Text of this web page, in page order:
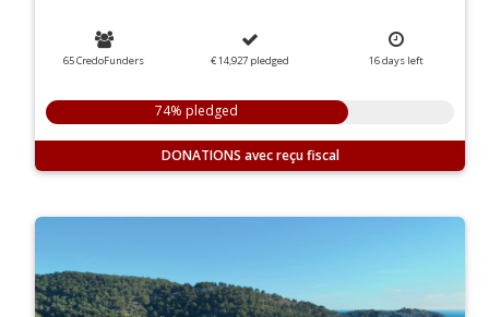
65 CredoFunders € 14,927 pledged 16daysleft
74% pledged
DONATIONS